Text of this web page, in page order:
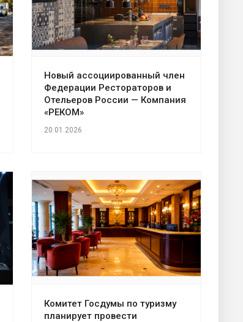
Новый ассоциированный член
Федерации Рестораторов и
Отельеров России — Компания
«РЕКОМ»
20.01.2026
Комитет Госдумы по туризму
планирует провести